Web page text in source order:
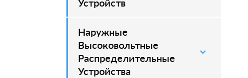
Устройств
Наружные
Высоковольтные
Распределительные
Устройства
–